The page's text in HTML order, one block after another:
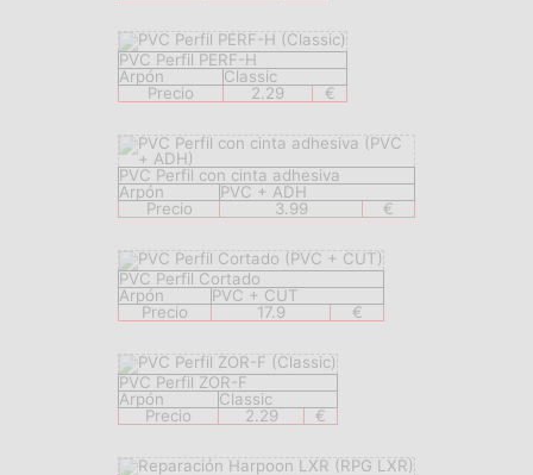
PVC Perfil PERF-H
Arpón
Classic
Precio
2.29 €
PVC Perfil con cinta adhesiva
Arpón
PVC + ADH
Precio
3.99 €
PVC Perfil Cortado
Arpón
PVC + CUT
Precio
17.9 €
PVC Perfil ZOR-F
Arpón
Classic
Precio
2.29 €